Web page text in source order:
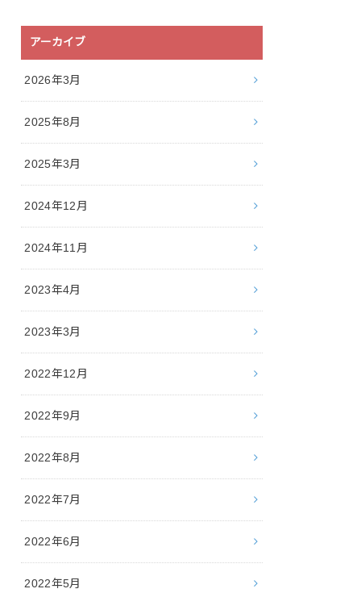
アーカイブ
2026年3月
2025年8月
2025年3月
2024年12月
2024年11月
2023年4月
2023年3月
2022年12月
2022年9月
2022年8月
2022年7月
2022年6月
2022年5月